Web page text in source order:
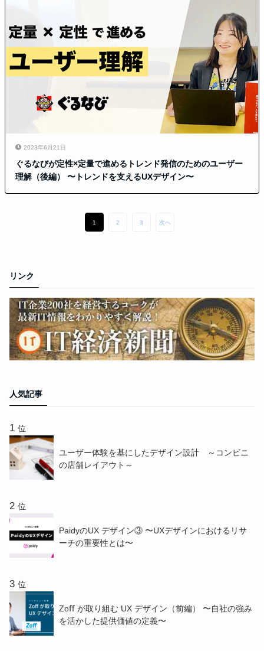
2023年6月21日
ぐるなびが定性×定量で進めるトレンド発信のためのユーザー
理解（後編） 〜トレンドを支えるUXデザイン〜
1 2 3 次へ
リンク
人気記事
位
ユーザー体験を基にしたデザイン設計 ～コンビニ
の店舗レイアウト～
位
PaidyのUX デザイン③ 〜UXデザインにおけるリサ
ーチの重要性とは〜
位
Zoﬀ が取り組む UX デザイン（前編） 〜⾃社の強み
を活かした提供価値の定義〜